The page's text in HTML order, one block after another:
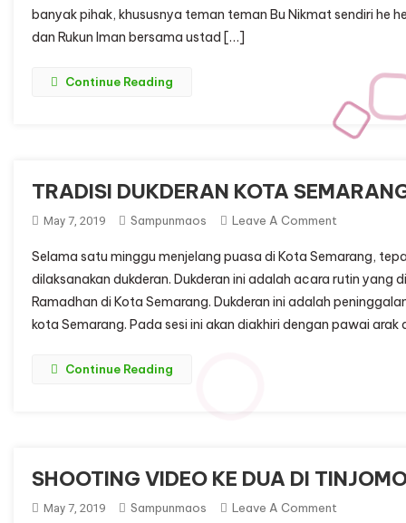
banyak pihak, khususnya teman teman Bu Nikmat sendiri he
dan Rukun Iman bersama ustad […]
Continue Reading
TRADISI DUKDERAN KOTA
May 7, 2019 Sampunmaos Leave A Comment
DUKDERAN
KOTA
SEMARANG
Selama satu minggu menjelang puasa di Kota Semarang,
dilaksanakan dukderan. Dukderan ini adalah acara rutin yang
Ramadhan di Kota Semarang. Dukderan ini adalah
kota Semarang. Pada sesi ini akan diakhiri dengan pawai
Continue Reading
SHOOTING VIDEO KE DUA DI
May 7, 2019 Sampunmaos Leave A Comment